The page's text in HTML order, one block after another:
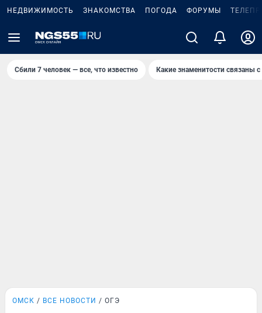
НЕДВИЖИМОСТЬ ЗНАКОМСТВА ПОГОДА ФОРУМЫ
Сбили 7 человек — все, что известно Какие знаменитости связаны
ОМСК ВСЕ НОВОСТИ ОГЭ